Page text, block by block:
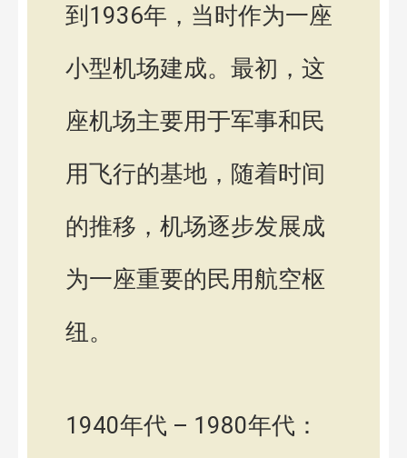
到1936年，当时作为一座
小型机场建成。最初，这
座机场主要用于军事和民
用飞行的基地，随着时间
的推移，机场逐步发展成
为一座重要的民用航空枢
纽。
1940年代 – 1980年代：